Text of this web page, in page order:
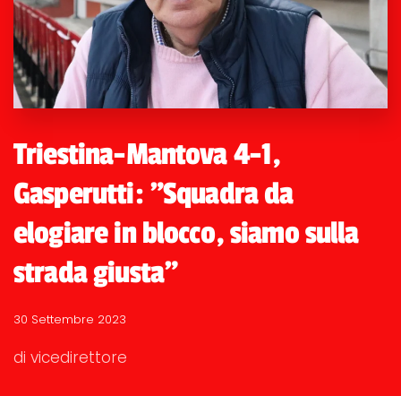
Triestina-Mantova 4-1,
Gasperutti: "Squadra da
elogiare in blocco, siamo sulla
strada giusta"
30 Settembre 2023
di vicedirettore